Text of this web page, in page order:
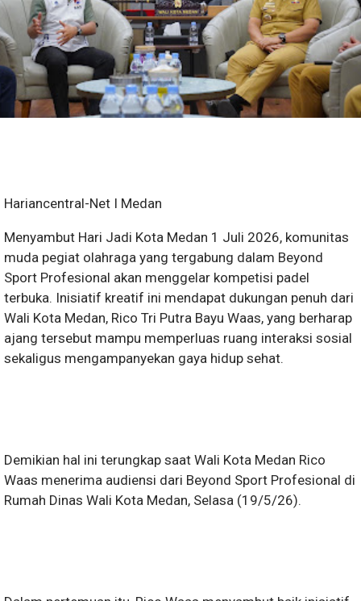
Hariancentral-Net I Medan
Menyambut Hari Jadi Kota Medan 1 Juli 2026, komunitas
muda pegiat olahraga yang tergabung dalam Beyond
Sport Profesional akan menggelar kompetisi padel
terbuka. Inisiatif kreatif ini mendapat dukungan penuh dari
Wali Kota Medan, Rico Tri Putra Bayu Waas, yang berharap
ajang tersebut mampu memperluas ruang interaksi sosial
sekaligus mengampanyekan gaya hidup sehat.
Demikian hal ini terungkap saat Wali Kota Medan Rico
Waas menerima audiensi dari Beyond Sport Profesional di
Rumah Dinas Wali Kota Medan, Selasa (19/5/26).